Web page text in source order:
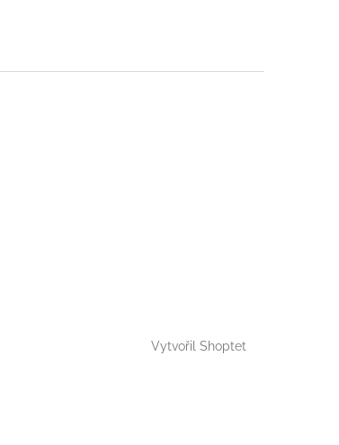
Vytvořil Shoptet